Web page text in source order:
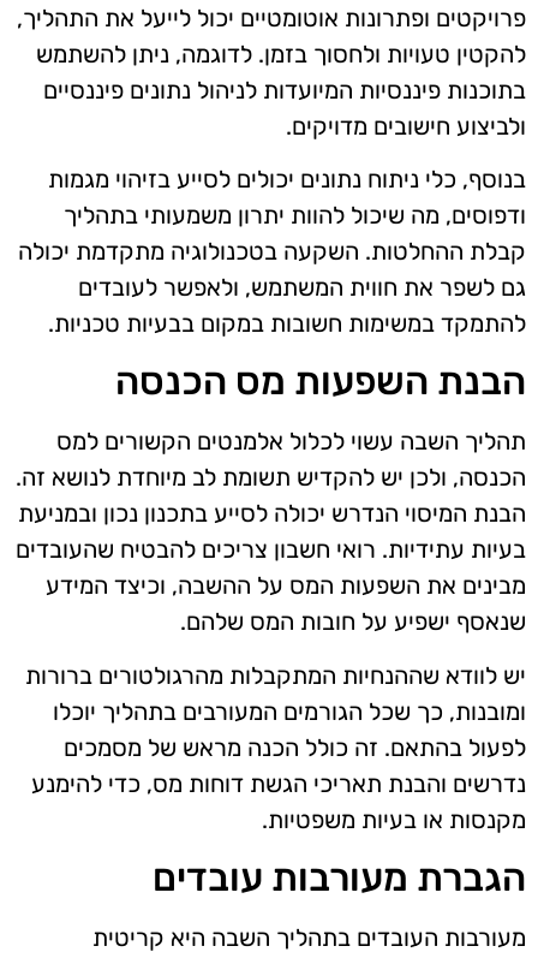
פרויקטים ופתרונות אוטומטיים יכול לייעל את התהליך,
להקטין טעויות ולחסוך בזמן. לדוגמה, ניתן להשתמש
בתוכנות פיננסיות המיועדות לניהול נתונים פיננסיים
ולביצוע חישובים מדויקים.
בנוסף, כלי ניתוח נתונים יכולים לסייע בזיהוי מגמות
ודפוסים, מה שיכול להוות יתרון משמעותי בתהליך
קבלת ההחלטות. השקעה בטכנולוגיה מתקדמת יכולה
גם לשפר את חווית המשתמש, ולאפשר לעובדים
להתמקד במשימות חשובות במקום בבעיות טכניות.
הבנת השפעות מס הכנסה
תהליך השבה עשוי לכלול אלמנטים הקשורים למס
הכנסה, ולכן יש להקדיש תשומת לב מיוחדת לנושא זה.
הבנת המיסוי הנדרש יכולה לסייע בתכנון נכון ובמניעת
בעיות עתידיות. רואי חשבון צריכים להבטיח שהעובדים
מבינים את השפעות המס על ההשבה, וכיצד המידע
שנאסף ישפיע על חובות המס שלהם.
יש לוודא שההנחיות המתקבלות מהרגולטורים ברורות
ומובנות, כך שכל הגורמים המעורבים בתהליך יוכלו
לפעול בהתאם. זה כולל הכנה מראש של מסמכים
נדרשים והבנת תאריכי הגשת דוחות מס, כדי להימנע
מקנסות או בעיות משפטיות.
הגברת מעורבות עובדים
מעורבות העובדים בתהליך השבה היא קריטית